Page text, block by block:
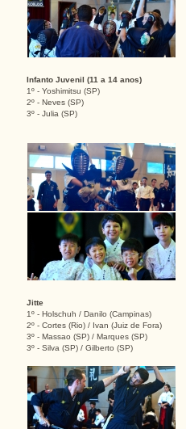
Infanto Juvenil (11 a 14 anos)
1º - Yoshimitsu (SP)
2º - Neves (SP)
3º - Julia (SP)
Jitte
1º - Holschuh / Danilo (Campinas)
2º - Cortes (Rio) / Ivan (Juiz de Fora)
3º - Massao (SP) / Marques (SP)
3º - Silva (SP) / Gilberto (SP)